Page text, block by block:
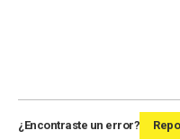
¿Encontraste un error?